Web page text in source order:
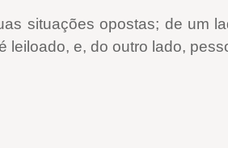
situações opostas; de um
leiloado, e, do outro lado,